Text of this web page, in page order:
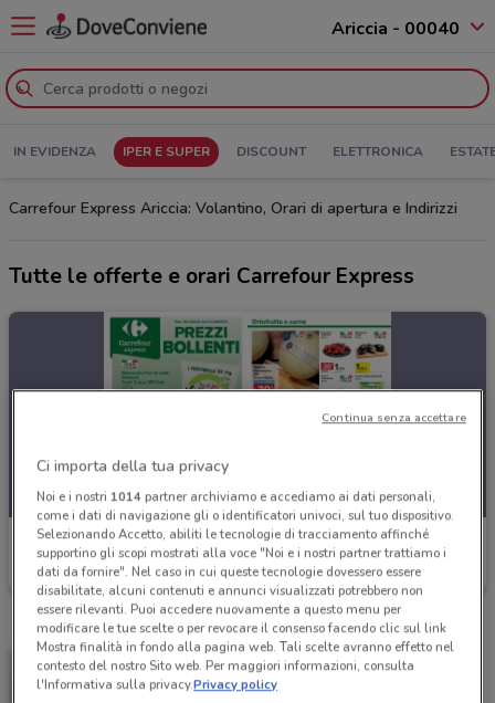
Ariccia - 00040
IN EVIDENZA IPER E SUPER DISCOUNT ELETTRONICA
Carrefour Express Ariccia: Volantino, Orari di apertura e Indirizzi
Tutte le offerte e orari Carrefour Express
Carrefour Express
Scade domani
Ci importa della tua privacy
Noi e i nostri 1014partner archiviamo e accediamo ai dati personali,
come i dati di navigazione gli o identificatori univoci, sul tuo dispositivo.
Selezionando Accetto, abiliti le tecnologie di tracciamento affinché
supportino gli scopi mostrati alla voce "Noi e i nostri partner trattiamo i
dati da fornire". Nel caso in cui queste tecnologie dovessero essere
disabilitate, alcuni contenuti e annunci visualizzati potrebbero non
essere rilevanti. Puoi accedere nuovamente a questo menu per
modificare le tue scelte o per revocare il consenso facendo clic sul link
Mostra finalità in fondo alla pagina web. Tali scelte avranno effetto nel
contesto del nostro Sito web. Per maggiori informazioni, consulta
l'Informativa sulla privacy.Privacy policy
Continua senza accettare